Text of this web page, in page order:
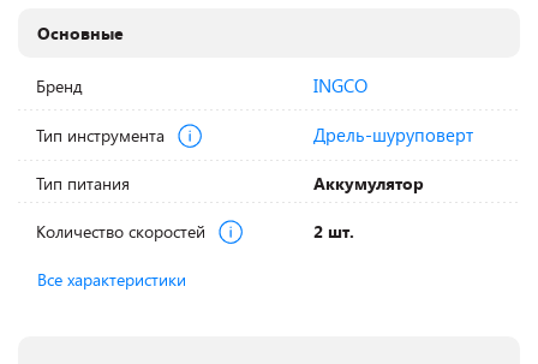
Основные
Бренд INGCO
Тип инструмента Дрель-шуруповерт
Тип питания Аккумулятор
Количество скоростей 2 шт.
Все характеристики